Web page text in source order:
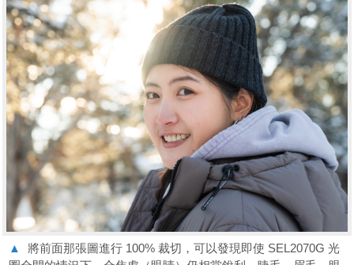
▲
將前面那張圖進行 100% 裁切，可以發現即使 SEL2070G 光